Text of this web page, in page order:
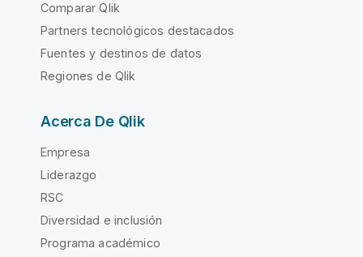
Comparar Qlik
Partners tecnológicos destacados
Fuentes y destinos de datos
Regiones de Qlik
Acerca De Qlik
Empresa
Liderazgo
RSC
Diversidad e inclusión
Programa académico